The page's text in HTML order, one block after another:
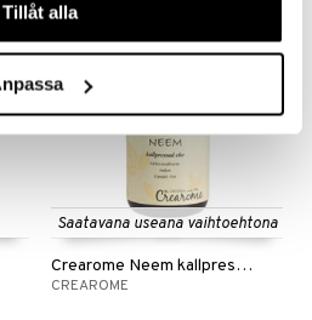
Tillåt alla
Saatavana useana vaihtoehtona
Crearome Neem kallpressad
CREAROME